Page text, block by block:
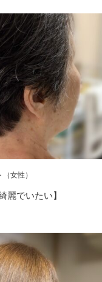
女性）
麗でいたい】